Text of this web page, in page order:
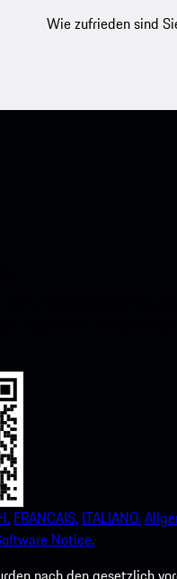
Wie zufrieden sind
FRANCAIS. ITALIANO.
Notice.